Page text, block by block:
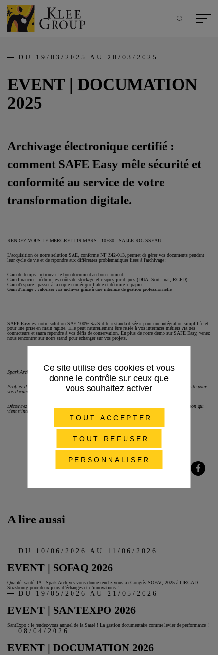
Aller
au
contenu
principal
Recherche
Menu
EVENT | DOCUMATION
2025
DU 19/03/2025 AU 20/03/2025
Archivage électronique certifié :
comment SAFE Easy mêle sécurité et
conformité au service de votre
transformation digitale.
RENDEZ-VOUS LE MERCREDI 19 MARS - 10H30 - SALLE ROUSSEAU.
L'acquisition de notre solution SAE, conforme NF Z42-013, permet de gérer vos documents pendant
leur cycle de vie et de répondre aux différentes problématiques liées à l'archivage :
Gain de temps : retrouver le bon document au bon moment
Gain financier : réduire les coûts de stockage et risques juridiques (DUA, Sort final, RGPD)
Gain d'espace : passer à la copie numérique fiable et détruire le papier
Gain d'image : valoriser vos archives grâce à une interface de gestion professionnelle
SAFE Easy est notre solution SAE 100% SaaS dite « standardisée » pour une intégration simplifiée et
pour une prise en main rapide. Elle peut naturellement être reliée à vos interfaces métiers via des
connecteurs et saura répondre à vos défis de conservation. En plus de notre démo sur SAFE Easy, venez
nous rencontrer sur notre stand pour échanger sur vos projets.
Spark Archives présent pour une nouvelle édition de DOCUMATION.
Profitez d’une conférence inspirante sur l’importance d’archiver. Oui ! c’est un gage de sécurité pour
vos documents et ce grâce à notre solution certifiée et éprouvée.
Découvrez SAFE Easy, notre système d’archivage parfait pour se conformer à la réglementation qui
vient s’intégrer à la suite de votre GED ou autres outils métiers en toute facilité !
Twitter
LinkedIn
A lire aussi
EVENT | SOFAQ 2026
DU 10/06/2026 AU 11/06/2026
Qualité, santé, IA : Spark Archives vous donne rendez-vous au Congrès SOFAQ 2025 à l’IRCAD
Strasbourg pour deux jours d’échanges et d’innovations !
EVENT | SANTEXPO 2026
DU 19/05/2026 AU 21/05/2026
SantExpo : le rendez-vous annuel de la Santé ! La gestion documentaire comme levier de performance !
EVENT | DOCUMATION 2026
08/04/2026
Ce site utilise des cookies et vous
donne le contrôle sur ceux que
vous souhaitez activer
TOUT ACCEPTER
TOUT REFUSER
PERSONNALISER